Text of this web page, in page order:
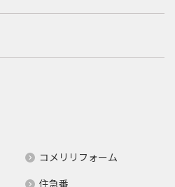
コメリリフォーム
住急番